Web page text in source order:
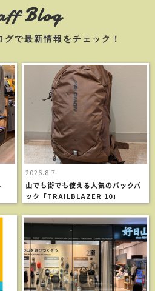
Blog
グで最新情報をチェック！
2026.8.7
山でも街でも使える人気のバックパ
ック「TRAILBLAZER 10」